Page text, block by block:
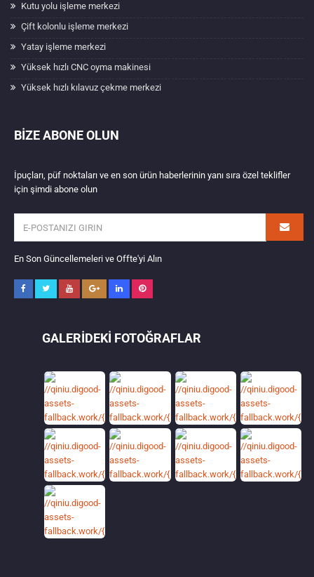
Kutu yolu işleme merkezi
Çift kolonlu işleme merkezi
Yatay işleme merkezi
Yüksek hızlı CNC oyma makinesi
Yüksek hızlı kılavuz çekme merkezi
BIZE ABONE OLUN
İpuçları, püf noktaları ve en son ürün haberlerinin yanı sıra özel teklifler
için şimdi abone olun
En Son Güncellemeleri ve Offte'yi Alın
GALERIDEKI FOTOĞRAFLAR